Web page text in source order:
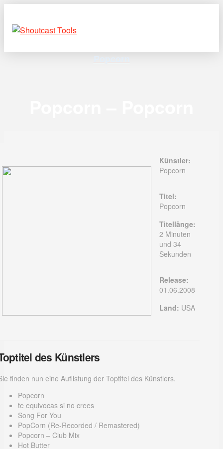
Popcorn
Künstler:
Popcorn
Titel:
Popcorn
Titellänge:
2 Minuten
und 34
Sekunden
Release:
01.06.2008
Land: USA
des Künstlers
finden nun eine Auflistung der Toptitel des Künstlers.
Popcorn
te equivocas si no crees
Song For You
PopCorn (Re-Recorded / Remastered)
Popcorn – Club Mix
Hot Butter